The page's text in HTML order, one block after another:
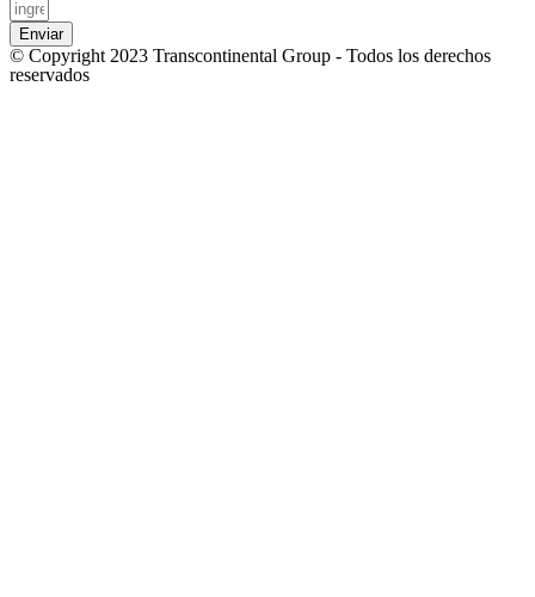
Enviar
© Copyright 2023 Transcontinental Group - Todos los derechos
reservados